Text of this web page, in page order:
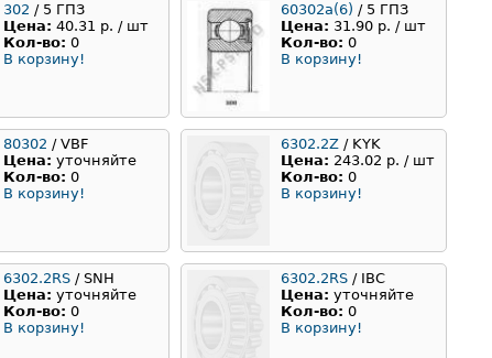
302 / 5 ГПЗ
Цена: 40.31 р. / шт
Кол-во: 0
В корзину!
60302а(6) / 5 ГПЗ
Цена: 31.90 р. / шт
Кол-во: 0
В корзину!
80302 / VBF
Цена: уточняйте
Кол-во: 0
В корзину!
6302.2Z / KYK
Цена: 243.02 р. / шт
Кол-во: 0
В корзину!
6302.2RS / SNH
Цена: уточняйте
Кол-во: 0
В корзину!
6302.2RS / IBC
Цена: уточняйте
Кол-во: 0
В корзину!